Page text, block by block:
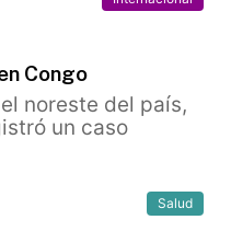
Congo
noreste del país,
un caso
Salud